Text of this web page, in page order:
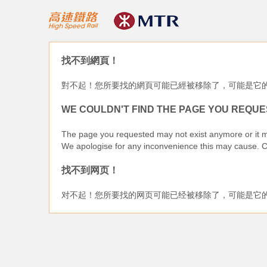
找不到網頁！
對不起！您所要找的網頁可能已經被移除了，可能是
WE COULDN'T FIND THE PAGE YOU
The page you requested may not exist anymore or it
We apologise for any inconvenience this may cause.
找不到网页！
对不起！您所要找的网页可能已经被移除了，可能是